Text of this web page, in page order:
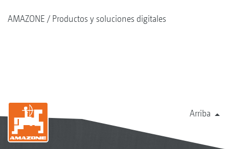
AMAZONE Productos y soluciones digitales
Arriba